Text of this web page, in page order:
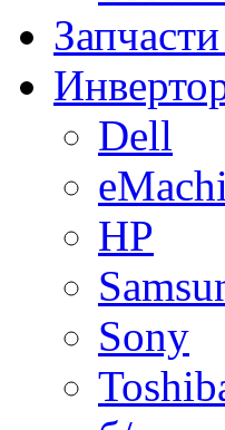
Dell
HP
Sony